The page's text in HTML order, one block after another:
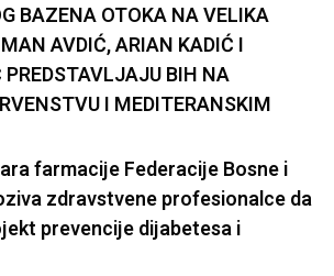
BAZENA OTOKA NA VELIKA
AVDIĆ, ARIAN KADIĆ I
PREDSTAVLJAJU BIH NA
I MEDITERANSKIM
farmacije Federacije Bosne i
zdravstvene profesionalce da
prevencije dijabetesa i